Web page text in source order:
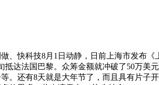
快科技8月1日动静，日前上海市发布《
抵达法国巴黎。众筹金额就冲破了50万美
。还有8天就是大年节了，而且具有片子